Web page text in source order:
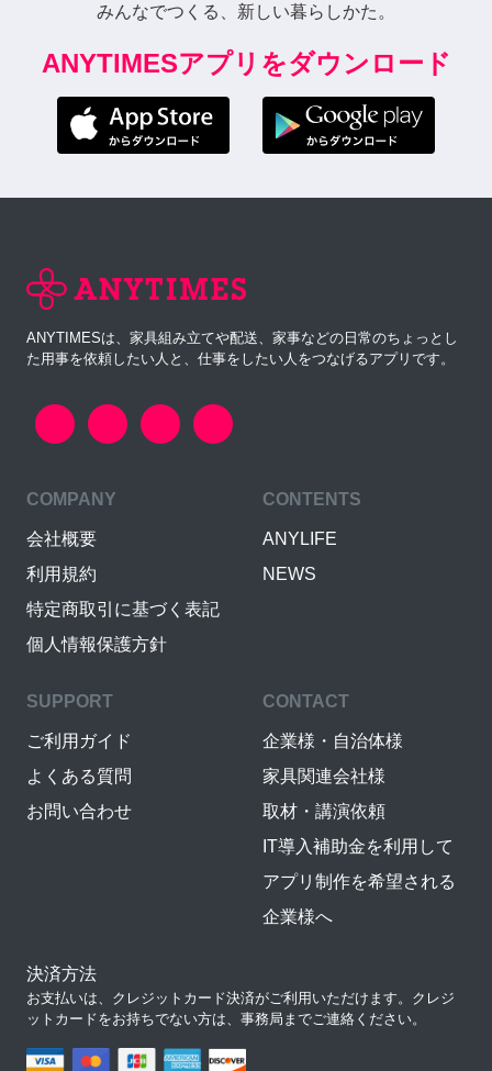
みんなでつくる、新しい暮らしかた。
ANYTIMESアプリをダウンロード
ANYTIMESは、家具組み立てや配送、家事などの日常のちょっとし
た用事を依頼したい人と、仕事をしたい人をつなげるアプリです。
COMPANY
会社概要
利用規約
特定商取引に基づく表記
個人情報保護方針
CONTENTS
ANYLIFE
NEWS
SUPPORT
ご利用ガイド
よくある質問
お問い合わせ
CONTACT
企業様・自治体様
家具関連会社様
取材・講演依頼
IT導入補助金を利用して
アプリ制作を希望される
企業様へ
決済方法
お支払いは、クレジットカード決済がご利用いただけます。クレジ
ットカードをお持ちでない方は、事務局までご連絡ください。